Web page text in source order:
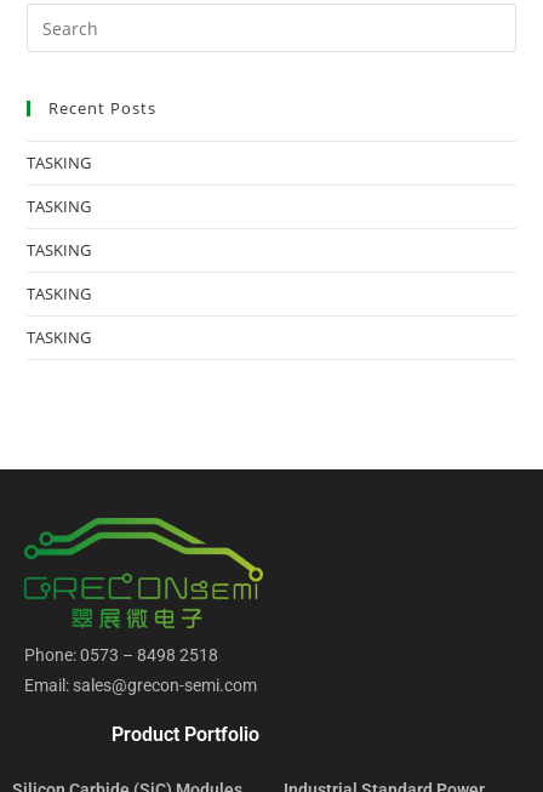
Recent Posts
TASKING
TASKING
TASKING
TASKING
TASKING
Phone: 0573 – 8498 2518
Email: sales@grecon-semi.com
Product Portfolio